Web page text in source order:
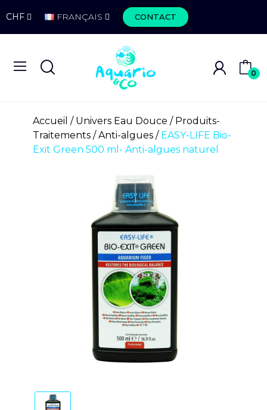
CHF FRANÇAIS CONTACT
0
Accueil Univers Eau Douce
Produits-
Traitements
Anti-algues
EASY-LIFE Bio-
Exit Green 500 ml- Anti-algues naturel